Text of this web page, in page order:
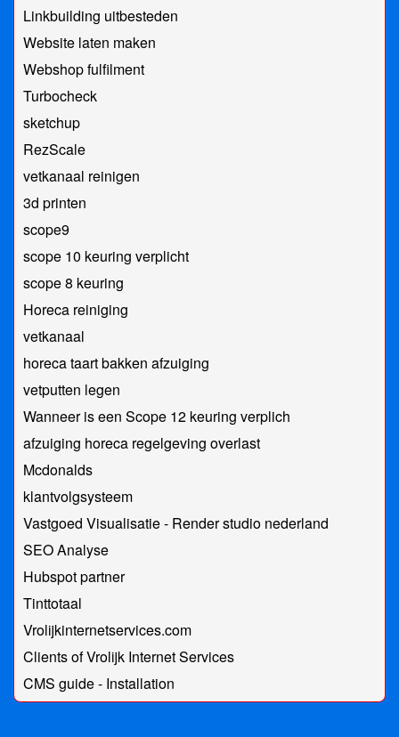
Linkbuilding uitbesteden
Website laten maken
Webshop fulfilment
Turbocheck
sketchup
RezScale
vetkanaal reinigen
3d printen
scope9
scope 10 keuring verplicht
scope 8 keuring
Horeca reiniging
vetkanaal
horeca taart bakken afzuiging
vetputten legen
Wanneer is een Scope 12 keuring verplich
afzuiging horeca regelgeving overlast
Mcdonalds
klantvolgsysteem
Vastgoed Visualisatie - Render studio nederland
SEO Analyse
Hubspot partner
Tinttotaal
Vrolijkinternetservices.com
Clients of Vrolijk Internet Services
CMS guide - Installation